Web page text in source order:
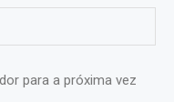
para a próxima vez